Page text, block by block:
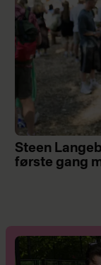
Steen
første gang